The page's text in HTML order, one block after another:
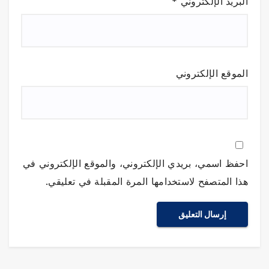
الموقع الإلكتروني
احفظ اسمي، بريدي الإلكتروني، والموقع الإلكتروني في
هذا المتصفح لاستخدامها المرة المقبلة في تعليقي.